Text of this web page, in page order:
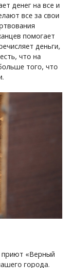
денег на все и
все за свои
помогает
деньги,
что на
того, что
приют «Верный
города.